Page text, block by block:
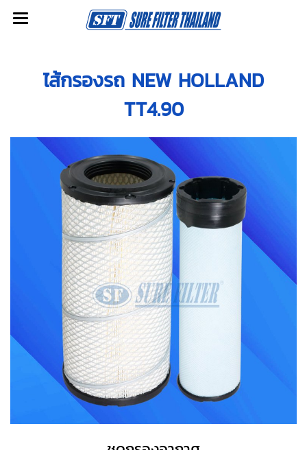
ไส้กรองรถ NEW HOLLAND
TT4.90